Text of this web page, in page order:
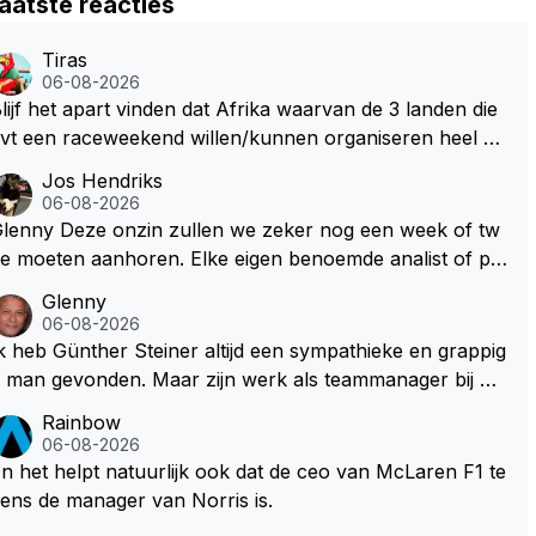
Tiras
06-08-2026
het apart vinden dat Afrika waarvan de 3 landen die
een raceweekend willen/kunnen organiseren heel ve
van circuits en geld voor de FOM om maar die F1 lic
binnen te halen. Dit terwijl deze Afrikaanse landen
steeds flink wat ontwikkelingshulpgeld beur
Jos Hendriks
06-08-2026
onzin zullen we zeker nog een week of tw
moeten aanhoren. Elke eigen benoemde analist of pr
van het liedje zitten ze er allemaal naast Dus glenny st
met deze bullshit lezen
Glenny
06-08-2026
heb Günther Steiner altijd een sympathieke en grappig
gevonden. Maar zijn werk als teammanager bij he
gemaakt. Voor mij persoonlijk lijkt hij dezelfde weg te b
als analist. En dat is niet vanwege zijn persoo
3. Hij blijft sympathiek, maar zijn werk als spec
Rainbow
06-08-2026
het helpt natuurlijk ook dat de ceo van McLaren F1 te
de manager van Norris is.